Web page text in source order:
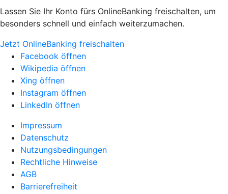
Lassen Sie Ihr Konto fürs OnlineBanking freischalten, um
besonders schnell und einfach weiterzumachen.
Jetzt OnlineBanking freischalten
Facebook öffnen
Wikipedia öffnen
Xing öffnen
Instagram öffnen
LinkedIn öffnen
Impressum
Datenschutz
Nutzungsbedingungen
Rechtliche Hinweise
AGB
Barrierefreiheit